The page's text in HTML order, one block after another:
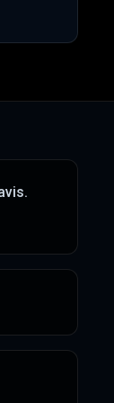
dans un nouvel